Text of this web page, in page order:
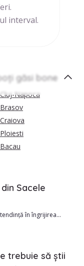
interval.
găsi bone
Napoca
Sacele
în îngrijirea
si calificate,
trebuie să știi